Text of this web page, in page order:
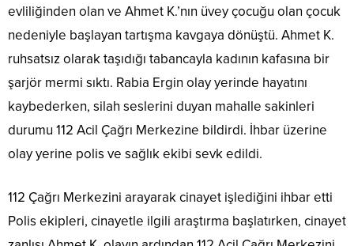
evliliğinden olan ve Ahmet K.’nın üvey çocuğu olan çocuk
nedeniyle başlayan tartışma kavgaya dönüştü. Ahmet K.
ruhsatsız olarak taşıdığı tabancayla kadının kafasına bir
şarjör mermi sıktı. Rabia Ergin olay yerinde hayatını
kaybederken, silah seslerini duyan mahalle sakinleri
durumu 112 Acil Çağrı Merkezine bildirdi. İhbar üzerine
olay yerine polis ve sağlık ekibi sevk edildi.
112 Çağrı Merkezini arayarak cinayet işlediğini ihbar etti
Polis ekipleri, cinayetle ilgili araştırma başlatırken, cinayet